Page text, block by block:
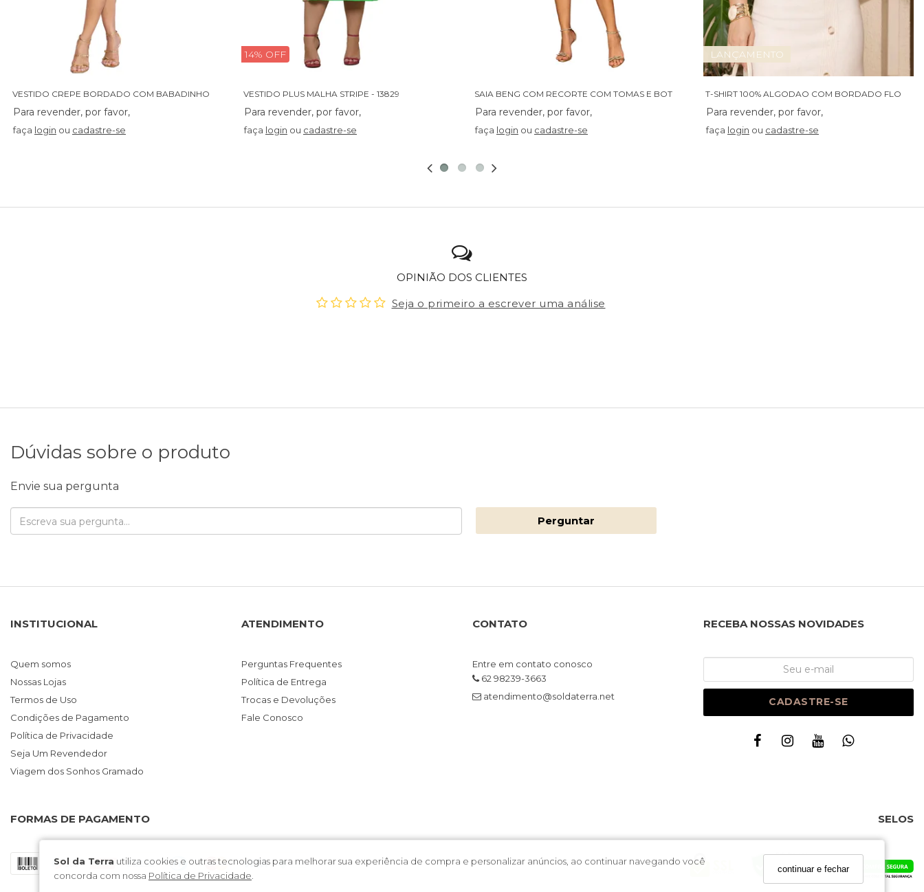
Sol da Terra utiliza cookies e outras tecnologias para melhorar sua experiência de compra e personalizar anúncios, ao continuar navegando você
concorda com nossa Política de Privacidade
continuar e fechar
faça login ou cadastre-se
14% OFF
VESTIDO PLUS MALHA STRIPE - 13829
faça login ou cadastre-se faça login ou cadastre-se
LANÇAMENTO
faça login ou cadastre-se
OPINIÃO DOS CLIENTES
Seja o primeiro a escrever uma análise
Dúvidas sobre o produto
Envie sua pergunta
Perguntar
INSTITUCIONAL
Quem somos
Nossas Lojas
Termos de Uso
Condições de Pagamento
Política de Privacidade
Seja Um Revendedor
Viagem dos Sonhos Gramado
ATENDIMENTO
Perguntas Frequentes
Política de Entrega
Trocas e Devoluções
Fale Conosco
CONTATO
Entre em contato conosco
62 98239-3663
atendimento@soldaterra.net
RECEBA NOSSAS NOVIDADES
CADASTRE-SE
FORMAS DE PAGAMENTO SELOS